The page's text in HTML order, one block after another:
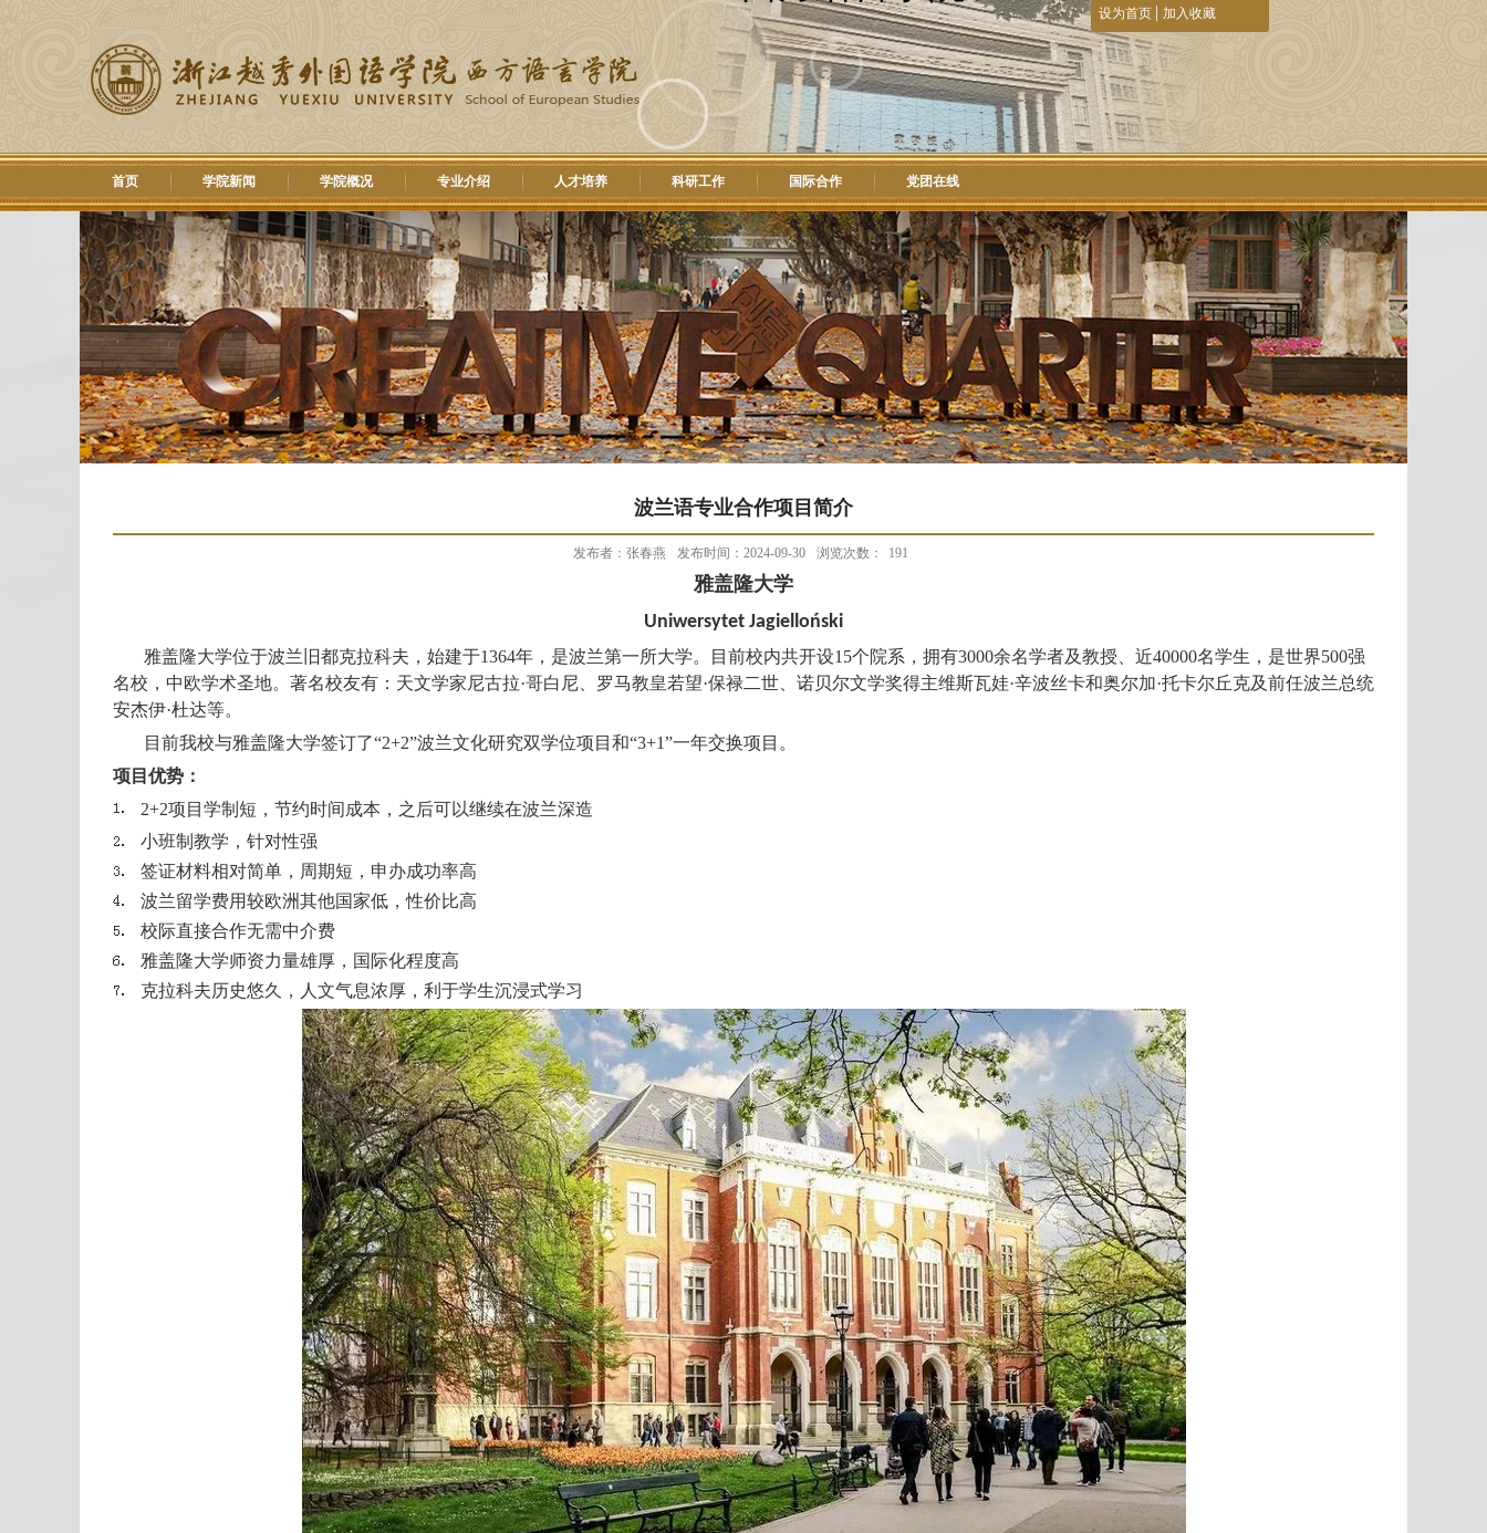
设为首页 | 加入收藏
首页 学院新闻 学院概况 专业介绍 人才培养 科研工作 国际合作 党团在线
波兰语专业合作项目简介
发布者：张春燕 发布时间：2024-09-30 浏览次数： 191
雅盖隆大学
Uniwersytet Jagielloński
雅盖隆大学位于波兰旧都克拉科夫，始建于1364年，是波兰第一所大学。目前校内共开设15个院系，拥有3000余名学者及教授、近40000名学生，是世界500强
名校，中欧学术圣地。著名校友有：天文学家尼古拉·哥白尼、罗马教皇若望·保禄二世、诺贝尔文学奖得主维斯瓦娃·辛波丝卡和奥尔加·托卡尔丘克及前任波兰总统
安杰伊·杜达等。
目前我校与雅盖隆大学签订了“2+2”波兰文化研究双学位项目和“3+1”一年交换项目。
项目优势：
2+2项目学制短，节约时间成本，之后可以继续在波兰深造
小班制教学，针对性强
签证材料相对简单，周期短，申办成功率高
波兰留学费用较欧洲其他国家低，性价比高
校际直接合作无需中介费
雅盖隆大学师资力量雄厚，国际化程度高
克拉科夫历史悠久，人文气息浓厚，利于学生沉浸式学习